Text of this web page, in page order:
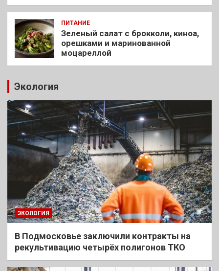
ПИТАНИЕ
Зеленый салат с брокколи, киноа,
орешками и маринованной
моцареллой
Экология
ЭКОЛОГИЯ
В Подмосковье заключили контракты на
рекультивацию четырёх полигонов ТКО